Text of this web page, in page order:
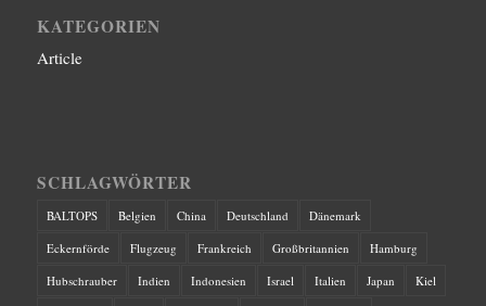
KATEGORIEN
Article
SCHLAGWÖRTER
BALTOPS Belgien China Deutschland
Dänemark
Eckernförde
Flugzeug Frankreich Großbritannien
Hamburg
Hubschrauber
Indien Indonesien Israel Italien Japan
Kiel